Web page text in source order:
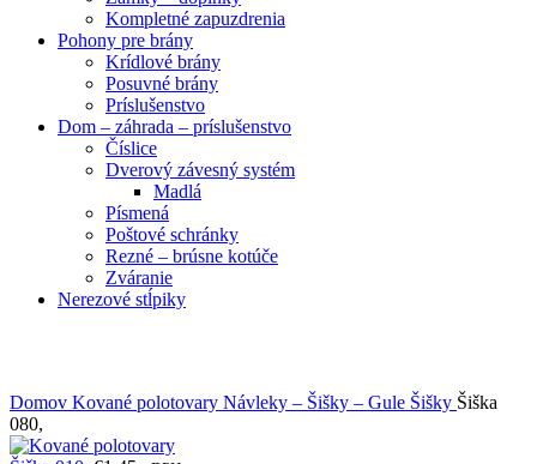
Kompletné zapuzdrenia
Pohony pre brány
Krídlové brány
Posuvné brány
Príslušenstvo
Dom – záhrada – príslušenstvo
Číslice
Dverový závesný systém
Madlá
Písmená
Poštové schránky
Rezné – brúsne kotúče
Zváranie
Nerezové stĺpiky
Domov Kované polotovary Návleky – Šišky – Gule Šišky Šiška
080,